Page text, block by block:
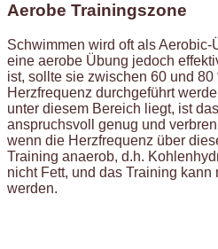
Aerobe Trainingszone
Schwimmen wird oft als
eine aerobe Übung jedoch
ist, sollte sie zwischen 60 und 80
Herzfrequenz durchgeführt
unter diesem Bereich liegt, ist
anspruchsvoll genug und
wenn die Herzfrequenz über
Training anaerob, d.h.
nicht Fett, und das Training kann
werden.